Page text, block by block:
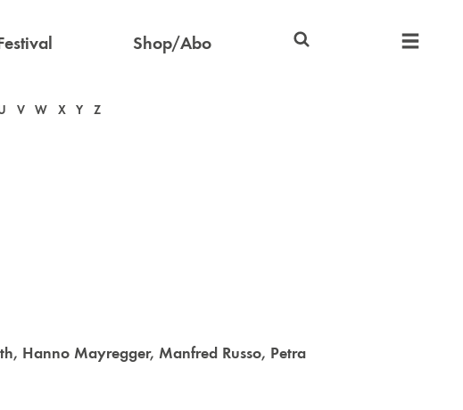
Shop/Abo
V W X Y Z
, Hanno Mayregger, Manfred Russo, Petra